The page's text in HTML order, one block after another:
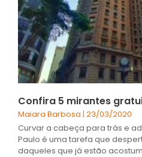
Confira 5 mirantes
Maiara Barbosa 23/03/2020
Curvar a cabeça para trás e
Paulo é uma tarefa que
daqueles que já estão